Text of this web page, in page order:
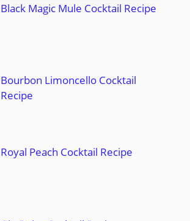
Black Magic Mule Cocktail Recipe
Bourbon Limoncello Cocktail
Recipe
Royal Peach Cocktail Recipe